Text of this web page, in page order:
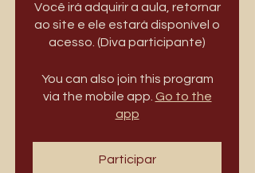
Você irá adquirir a aula, retornar
ao site e ele estará disponível o
acesso. (Diva participante)
You can also join this program
via the mobile app. Go to the
app
Participar